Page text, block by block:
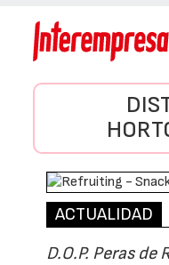
ACTUALIDAD
D.O.P. Peras de